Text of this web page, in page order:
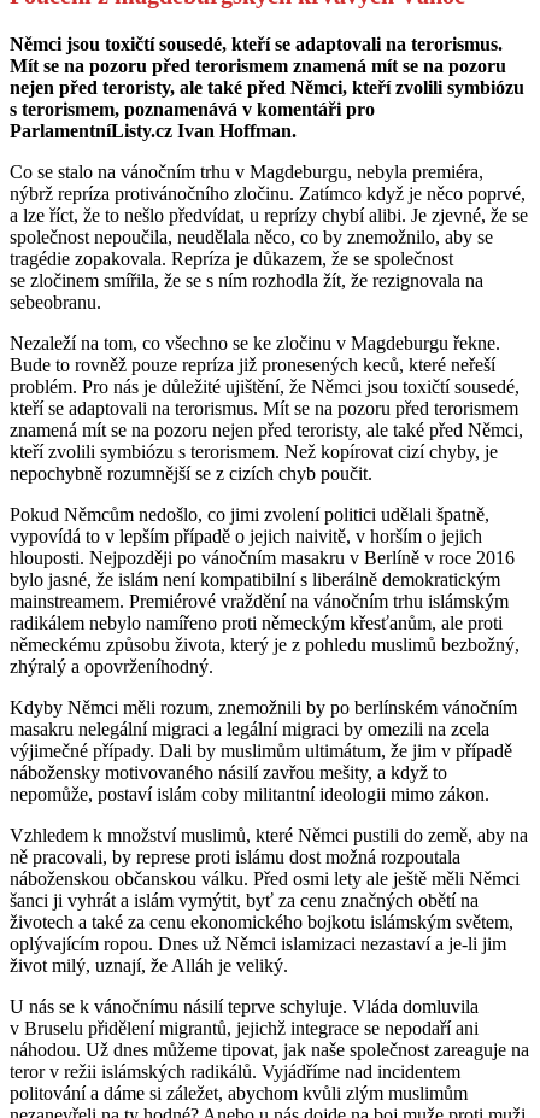
Němci jsou toxičtí sousedé, kteří se adaptovali na terorismus.
Mít se na pozoru před terorismem znamená mít se na pozoru
nejen před teroristy, ale také před Němci, kteří zvolili symbiózu
s terorismem, poznamenává v komentáři pro
ParlamentníListy.cz Ivan Hoffman.
Co se stalo na vánočním trhu v Magdeburgu, nebyla premiéra,
nýbrž repríza protivánočního zločinu. Zatímco když je něco poprvé,
a lze říct, že to nešlo předvídat, u reprízy chybí alibi. Je zjevné, že se
společnost nepoučila, neudělala něco, co by znemožnilo, aby se
tragédie zopakovala. Repríza je důkazem, že se společnost
se zločinem smířila, že se s ním rozhodla žít, že rezignovala na
sebeobranu.
Nezaleží na tom, co všechno se ke zločinu v Magdeburgu řekne.
Bude to rovněž pouze repríza již pronesených keců, které neřeší
problém. Pro nás je důležité ujištění, že Němci jsou toxičtí sousedé,
kteří se adaptovali na terorismus. Mít se na pozoru před terorismem
znamená mít se na pozoru nejen před teroristy, ale také před Němci,
kteří zvolili symbiózu s terorismem. Než kopírovat cizí chyby, je
nepochybně rozumnější se z cizích chyb poučit.
Pokud Němcům nedošlo, co jimi zvolení politici udělali špatně,
vypovídá to v lepším případě o jejich naivitě, v horším o jejich
hlouposti. Nejpozději po vánočním masakru v Berlíně v roce 2016
bylo jasné, že islám není kompatibilní s liberálně demokratickým
mainstreamem. Premiérové vraždění na vánočním trhu islámským
radikálem nebylo namířeno proti německým křesťanům, ale proti
německému způsobu života, který je z pohledu muslimů bezbožný,
zhýralý a opovrženíhodný.
Kdyby Němci měli rozum, znemožnili by po berlínském vánočním
masakru nelegální migraci a legální migraci by omezili na zcela
výjimečné případy. Dali by muslimům ultimátum, že jim v případě
nábožensky motivovaného násilí zavřou mešity, a když to
nepomůže, postaví islám coby militantní ideologii mimo zákon.
Vzhledem k množství muslimů, které Němci pustili do země, aby na
ně pracovali, by represe proti islámu dost možná rozpoutala
náboženskou občanskou válku. Před osmi lety ale ještě měli Němci
šanci ji vyhrát a islám vymýtit, byť za cenu značných obětí na
životech a také za cenu ekonomického bojkotu islámským světem,
oplývajícím ropou. Dnes už Němci islamizaci nezastaví a je-li jim
život milý, uznají, že Alláh je veliký.
U nás se k vánočnímu násilí teprve schyluje. Vláda domluvila
v Bruselu přidělení migrantů, jejichž integrace se nepodaří ani
náhodou. Už dnes můžeme tipovat, jak naše společnost zareaguje na
teror v režii islámských radikálů. Vyjádříme nad incidentem
politování a dáme si záležet, abychom kvůli zlým muslimům